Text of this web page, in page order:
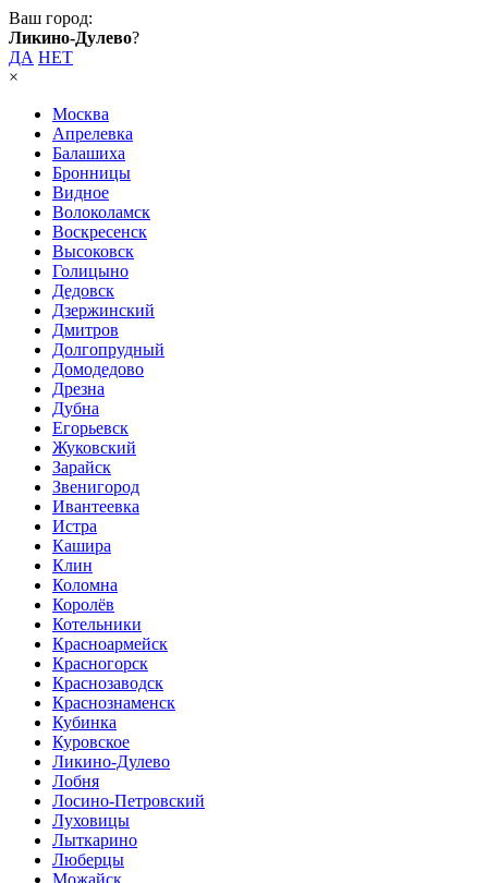
Ваш город:
Ликино-Дулево?
ДА НЕТ
×
Москва
Апрелевка
Балашиха
Бронницы
Видное
Волоколамск
Воскресенск
Высоковск
Голицыно
Дедовск
Дзержинский
Дмитров
Долгопрудный
Домодедово
Дрезна
Дубна
Егорьевск
Жуковский
Зарайск
Звенигород
Ивантеевка
Истра
Кашира
Клин
Коломна
Королёв
Котельники
Красноармейск
Красногорск
Краснозаводск
Краснознаменск
Кубинка
Куровское
Ликино-Дулево
Лобня
Лосино-Петровский
Луховицы
Лыткарино
Люберцы
Можайск